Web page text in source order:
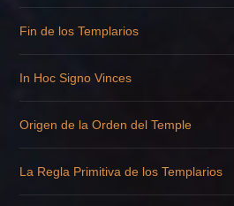
Fin de los Templarios
In Hoc Signo Vinces
Origen de la Orden del Temple
La Regla Primitiva de los Templarios